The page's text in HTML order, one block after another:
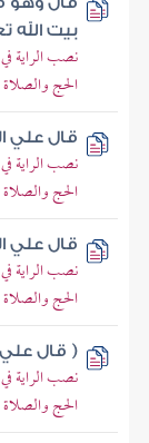
بيت الله
نصب الراية
الحج
قال علي
نصب الراية
الحج
قال علي
نصب الراية
الحج
( قال علي
نصب الراية
الحج